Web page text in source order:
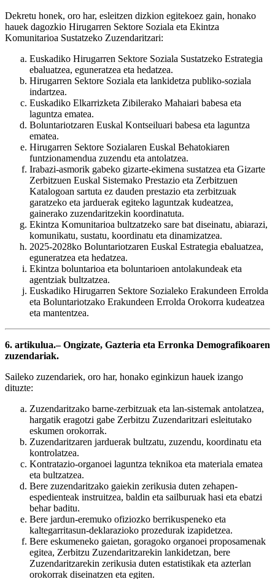
Dekretu honek, oro har, esleitzen dizkion egitekoez gain, honako
hauek dagozkio Hirugarren Sektore Soziala eta Ekintza
Komunitarioa Sustatzeko Zuzendaritzari:
Euskadiko Hirugarren Sektore Soziala Sustatzeko Estrategia
ebaluatzea, eguneratzea eta hedatzea.
Hirugarren Sektore Soziala eta lankidetza publiko-soziala
indartzea.
Euskadiko Elkarrizketa Zibilerako Mahaiari babesa eta
laguntza ematea.
Boluntariotzaren Euskal Kontseiluari babesa eta laguntza
ematea.
Hirugarren Sektore Sozialaren Euskal Behatokiaren
funtzionamendua zuzendu eta antolatzea.
Irabazi-asmorik gabeko gizarte-ekimena sustatzea eta Gizarte
Zerbitzuen Euskal Sistemako Prestazio eta Zerbitzuen
Katalogoan sartuta ez dauden prestazio eta zerbitzuak
garatzeko eta jarduerak egiteko laguntzak kudeatzea,
gainerako zuzendaritzekin koordinatuta.
Ekintza Komunitarioa bultzatzeko sare bat diseinatu, abiarazi,
komunikatu, sustatu, koordinatu eta dinamizatzea.
2025-2028ko Boluntariotzaren Euskal Estrategia ebaluatzea,
eguneratzea eta hedatzea.
Ekintza boluntarioa eta boluntarioen antolakundeak eta
agentziak bultzatzea.
Euskadiko Hirugarren Sektore Sozialeko Erakundeen Errolda
eta Boluntariotzako Erakundeen Errolda Orokorra kudeatzea
eta mantentzea.
6. artikulua.– Ongizate, Gazteria eta Erronka Demografikoaren
zuzendariak.
Saileko zuzendariek, oro har, honako eginkizun hauek izango
dituzte:
Zuzendaritzako barne-zerbitzuak eta lan-sistemak antolatzea,
hargatik eragotzi gabe Zerbitzu Zuzendaritzari esleitutako
eskumen orokorrak.
Zuzendaritzaren jarduerak bultzatu, zuzendu, koordinatu eta
kontrolatzea.
Kontratazio-organoei laguntza teknikoa eta materiala ematea
eta bultzatzea.
Bere zuzendaritzako gaiekin zerikusia duten zehapen-
espedienteak instruitzea, baldin eta sailburuak hasi eta ebatzi
behar baditu.
Bere jardun-eremuko ofiziozko berrikuspeneko eta
kaltegarritasun-deklarazioko prozedurak izapidetzea.
Bere eskumeneko gaietan, goragoko organoei proposamenak
egitea, Zerbitzu Zuzendaritzarekin lankidetzan, bere
Zuzendaritzarekin zerikusia duten estatistikak eta azterlan
orokorrak diseinatzen eta egiten.